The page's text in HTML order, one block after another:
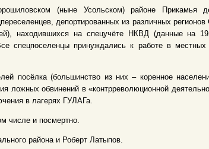
(ныне Усольском) районе Прикамья
депортированных из различных
находившихся на спецучёте НКВД (данные на
спецпоселенцы принуждались к работе в
посёлка (большинство из них – коренное
ложных обвинений в «контрреволюционной
в лагерях ГУЛАГа.
числе и посмертно.
района и Роберт Латыпов.